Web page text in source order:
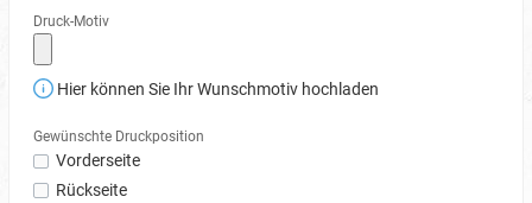
Druck-Motiv
Hier können Sie Ihr Wunschmotiv hochladen
Gewünschte Druckposition
Vorderseite
Rückseite